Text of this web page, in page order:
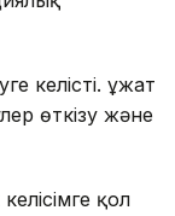
келісті. Құжат
өткізу және
қол